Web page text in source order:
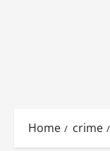
Home crime